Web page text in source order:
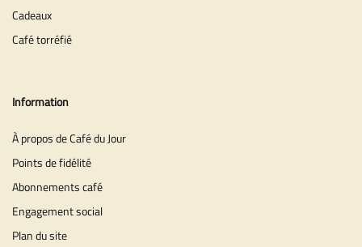
Cadeaux
Café torréfié
Information
À propos de Café du Jour
Points de fidélité
Abonnements café
Engagement social
Plan du site